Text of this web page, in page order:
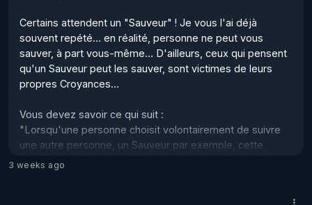
Certains attendent un "Sauveur" ! Je vous l'ai déjà
souvent repété… en réalité, personne ne peut vous
sauver, à part vous-même… D'ailleurs, ceux qui pensent
qu'un Sauveur peut les sauver, sont victimes de leurs
propres Croyances…
Vous devez savoir ce qui suit :
"Lorsqu'une personne choisit volontairement de suivre
une autre personne, un Sauveur par exemple, cette
personne cède son Pouvoir personnel à ce Sauveur et
3 weeks ago